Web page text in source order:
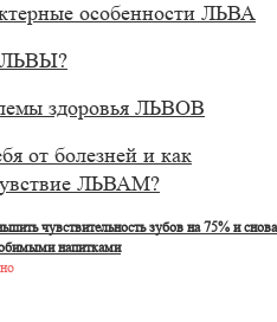
особенности ЛЬВА
ЛЬВЫ?
здоровья ЛЬВОВ
от болезней и как
ЛЬВАМ?
чувствительность зубов на 75% и снова
напитками